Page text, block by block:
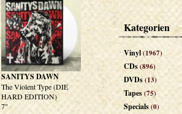
SANITYS DAWN
The Violent Type (DIE
HARD EDITION)
7"
Kategorien
Vinyl(1967)
CDs(896)
DVDs(13)
Tapes(75)
Specials(0)